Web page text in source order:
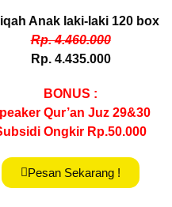
Anak laki-laki 120 box
Rp. 4.460.000
Rp. 4.435.000
BONUS :
Qur’an Juz 29&30
Ongkir Rp.50.000
Pesan Sekarang !